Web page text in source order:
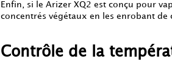
Enfin, si le Arizer XQ2 est conçu pour
concentrés végétaux en les enrobant
Contrôle de la